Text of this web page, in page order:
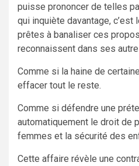
puisse prononcer de telles
qui inquiète davantage,
prêtes à banaliser ces
reconnaissent dans ses
Comme si la haine de
effacer tout le reste.
Comme si défendre une
automatiquement le droit de
femmes et la sécurité des
Cette affaire révèle une